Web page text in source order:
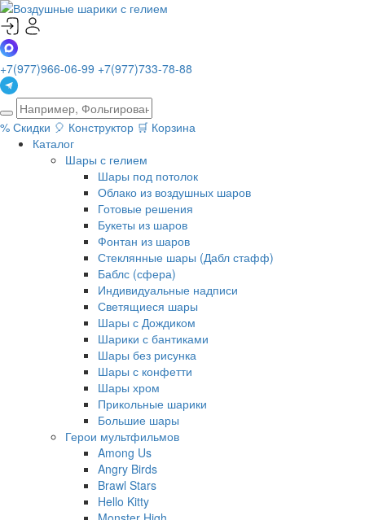
+7(977)966-06-99 +7(977)733-78-88
% Скидки 🎈 Конструктор 🛒 Корзина
Каталог
Шары с гелием
Шары под потолок
Облако из воздушных шаров
Готовые решения
Букеты из шаров
Фонтан из шаров
Стеклянные шары (Дабл стафф)
Баблс (сфера)
Индивидуальные надписи
Светящиеся шары
Шары с Дождиком
Шарики с бантиками
Шары без рисунка
Шары с конфетти
Шары хром
Прикольные шарики
Большие шары
Герои мультфильмов
Among Us
Angry Birds
Brawl Stars
Hello Kitty